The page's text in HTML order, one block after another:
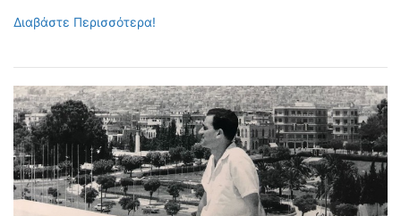
Διαβάστε Περισσότερα!